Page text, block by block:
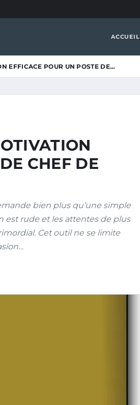
ACCUEIL
EFFICACE POUR UN POSTE DE…
CHEF DE
bien plus qu’une simple
est rude et les attentes de plus
Cet outil ne se limite